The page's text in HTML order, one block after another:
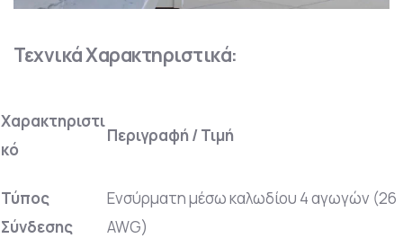
Τεχνικά Χαρακτηριστικά:
Χαρακτηριστι
κό
Περιγραφή / Τιμή
Τύπος
Σύνδεσης
Ενσύρματη μέσω καλωδίου 4 αγωγών (26
AWG)